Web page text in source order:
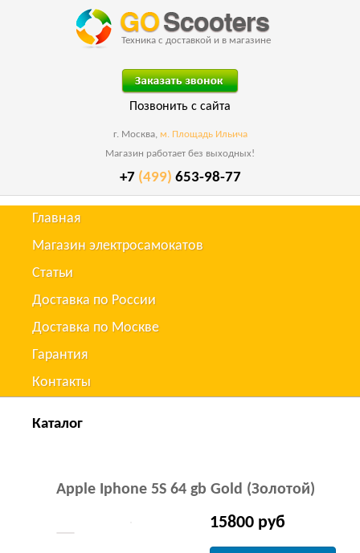
Техника с доставкой и в магазине
Позвонить с сайта
г. Москва, м. Площадь Ильича
Магазин работает без выходных!
+7 (499) 653-98-77
Главная
Магазин электросамокатов
Статьи
Доставка по России
Доставка по Москве
Гарантия
Контакты
Каталог
Apple Iphone 5S 64 gb Gold (Золотой)
15800 руб